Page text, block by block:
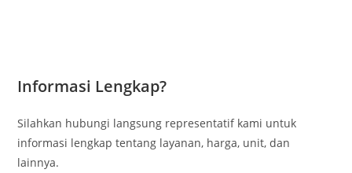
Informasi Lengkap?
Silahkan hubungi langsung representatif kami untuk
informasi lengkap tentang layanan, harga, unit, dan
lainnya.